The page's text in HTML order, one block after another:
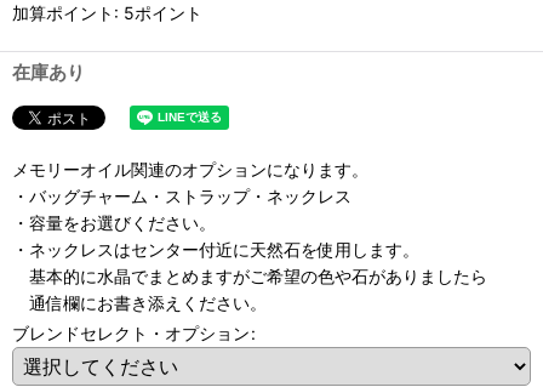
加算ポイント: 5ポイント
在庫あり
メモリーオイル関連のオプションになります。
・バッグチャーム・ストラップ・ネックレス
・容量をお選びください。
・ネックレスはセンター付近に天然石を使用します。
基本的に水晶でまとめますがご希望の色や石がありましたら
通信欄にお書き添えください。
ブレンドセレクト・オプション: